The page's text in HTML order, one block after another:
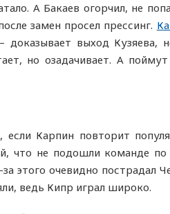
А Бакаев огорчил, не
замен просел прессинг.
выход Кузяева,
но озадачивает. А
если Карпин повторит
что не подошли команде
этого очевидно
ведь Кипр играл широко.